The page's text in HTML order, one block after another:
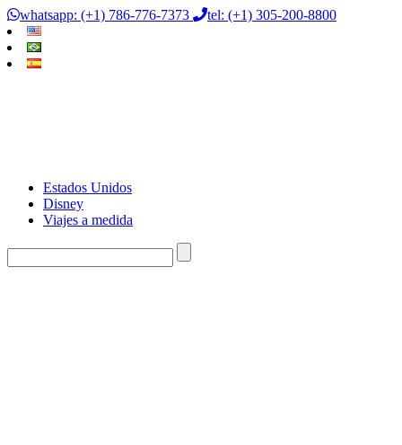
whatsapp: (+1) 786-776-7373 tel: (+1) 305-200-8800
Estados Unidos
Disney
Viajes a medida